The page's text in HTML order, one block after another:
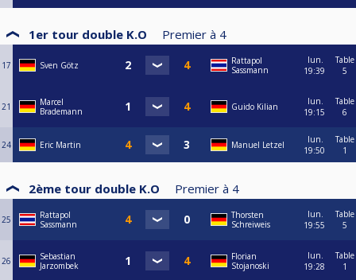
1er tour double K.O Premier à 4
17 Sven Götz
Rattapol
Sassmann
lun.
19:39
Table
5
21
Marcel
Brademann
Guido Kilian
lun.
19:15
Table
6
24 Eric Martin Manuel Letzel
lun.
19:50
Table
1
2ème tour double K.O Premier à 4
25
Rattapol
Sassmann
Thorsten
Schreiweis
lun.
19:55
Table
5
26
Sebastian
Jarzombek
Florian
Stojanoski
lun.
19:28
Table
1